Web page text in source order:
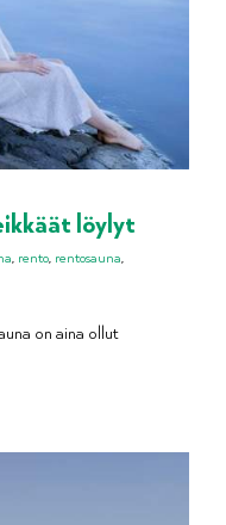
löylyt
, rento, rentosauna,
on aina ollut